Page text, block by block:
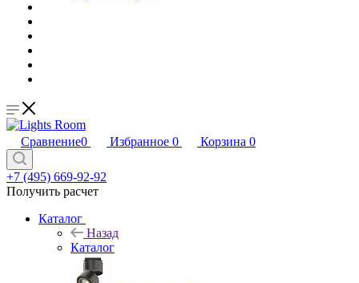
Сравнение0 Избранное 0 Корзина 0
+7 (495) 669-92-92
Получить расчет
Каталог
Назад
Каталог